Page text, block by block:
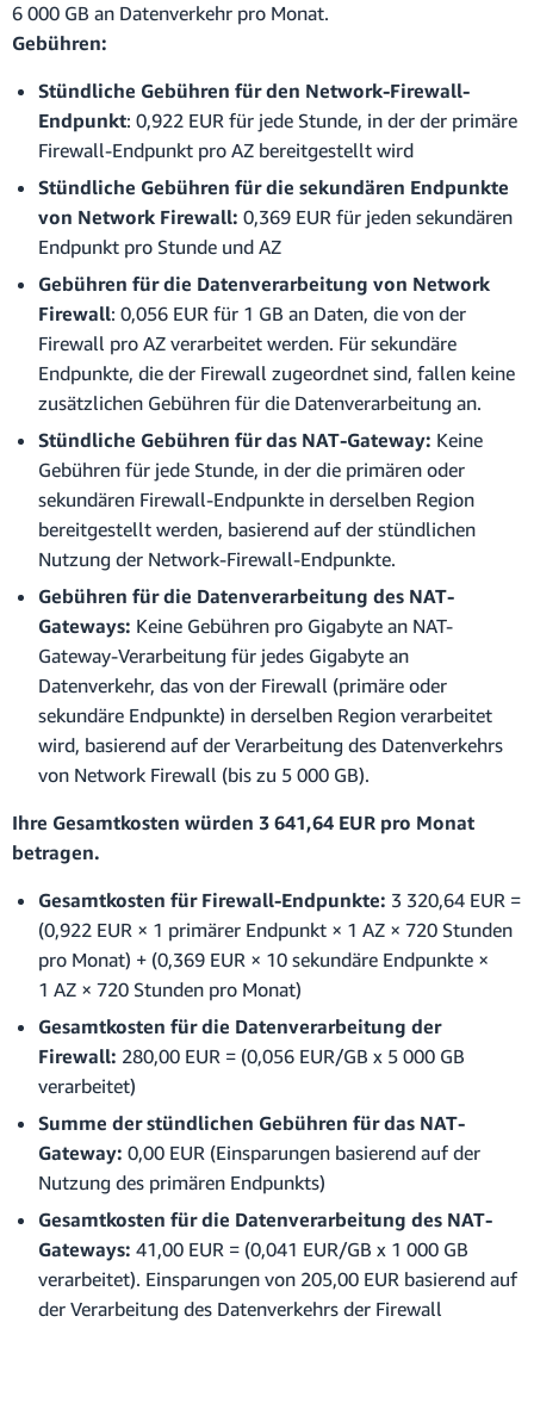
6 000 GB an Datenverkehr pro Monat.
Gebühren:
Stündliche Gebühren für den Network-Firewall-
Endpunkt: 0,922 EUR für jede Stunde, in der der primäre
Firewall-Endpunkt pro AZ bereitgestellt wird
Stündliche Gebühren für die sekundären Endpunkte
von Network Firewall: 0,369 EUR für jeden sekundären
Endpunkt pro Stunde und AZ
Gebühren für die Datenverarbeitung von Network
Firewall: 0,056 EUR für 1 GB an Daten, die von der
Firewall pro AZ verarbeitet werden. Für sekundäre
Endpunkte, die der Firewall zugeordnet sind, fallen keine
zusätzlichen Gebühren für die Datenverarbeitung an.
Stündliche Gebühren für das NAT-Gateway: Keine
Gebühren für jede Stunde, in der die primären oder
sekundären Firewall-Endpunkte in derselben Region
bereitgestellt werden, basierend auf der stündlichen
Nutzung der Network-Firewall-Endpunkte.
Gebühren für die Datenverarbeitung des NAT-
Gateways: Keine Gebühren pro Gigabyte an NAT-
Gateway-Verarbeitung für jedes Gigabyte an
Datenverkehr, das von der Firewall (primäre oder
sekundäre Endpunkte) in derselben Region verarbeitet
wird, basierend auf der Verarbeitung des Datenverkehrs
von Network Firewall (bis zu 5 000 GB).
Ihre Gesamtkosten würden 3 641,64 EUR pro Monat
betragen.
Gesamtkosten für Firewall-Endpunkte: 3 320,64 EUR =
(0,922 EUR × 1 primärer Endpunkt × 1 AZ × 720 Stunden
pro Monat) + (0,369 EUR × 10 sekundäre Endpunkte ×
1 AZ × 720 Stunden pro Monat)
Gesamtkosten für die Datenverarbeitung der
Firewall: 280,00 EUR = (0,056 EUR/GB x 5 000 GB
verarbeitet)
Summe der stündlichen Gebühren für das NAT-
Gateway: 0,00 EUR (Einsparungen basierend auf der
Nutzung des primären Endpunkts)
Gesamtkosten für die Datenverarbeitung des NAT-
Gateways: 41,00 EUR = (0,041 EUR/GB x 1 000 GB
verarbeitet). Einsparungen von 205,00 EUR basierend auf
der Verarbeitung des Datenverkehrs der Firewall